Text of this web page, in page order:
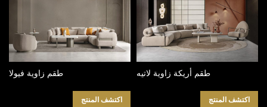
طقم أريكة زاوية لاتيه
اكتشف المنتج
طقم زاوية فيولا
اكتشف المنتج